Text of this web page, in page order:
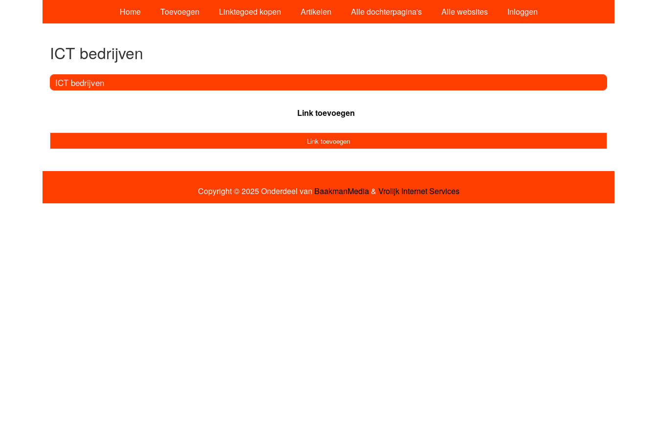
Home Toevoegen Linktegoed kopen Artikelen Alle dochterpagina's Alle websites Inloggen
ICT bedrijven
ICT bedrijven
Link toevoegen
Link toevoegen
Copyright © 2025 Onderdeel van BaakmanMedia& Vrolijk Internet Services